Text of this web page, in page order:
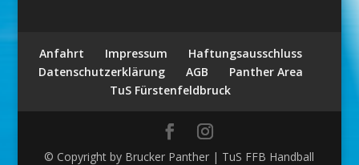
Anfahrt Impressum
Haftungsausschluss
Datenschutzerklärung
AGB
Panther Area
TuS Fürstenfeldbruck
© Copyright by Brucker Panther | TuS FFB Handball